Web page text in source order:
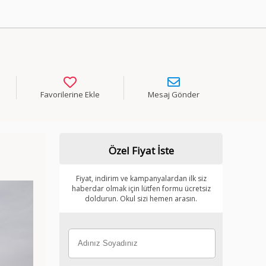
Mesaj Gönder
Favorilerine Ekle
Özel Fiyat İste
Fiyat, indirim ve kampanyalardan ilk siz
haberdar olmak için lütfen formu ücretsiz
doldurun. Okul sizi hemen arasın.